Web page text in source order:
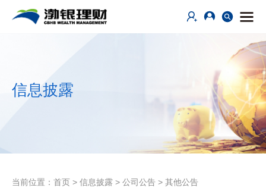
信息披露
当前位置： 首页 > 信息披露 > 公司公告 > 其他公告